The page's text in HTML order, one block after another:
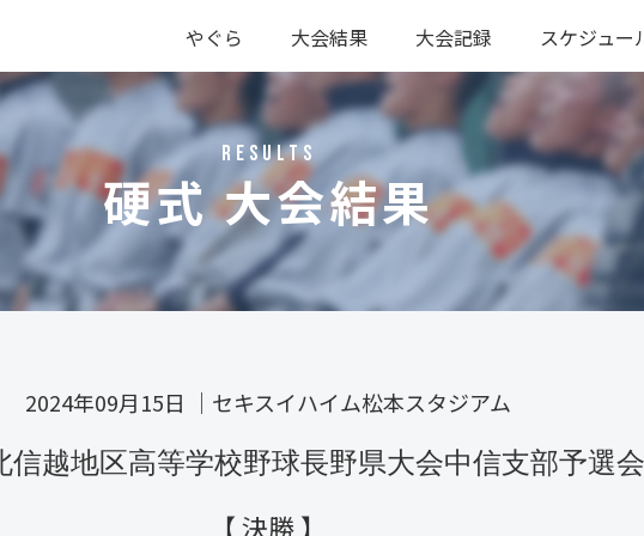
やぐら
大会結果
硬式
軟式
大会記録
硬式
軟式
スケジュー
RESULTS
硬式 大会結果
2024年09月15日 ｜ セキスイハイム松本スタジアム
信越地区高等学校野球長野県大会中信支部予選会
【 決勝 】